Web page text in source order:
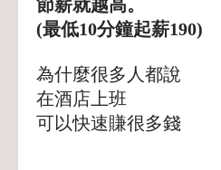
節薪就越高。
(最低10分鐘起薪190)
為什麼很多人都說
在酒店上班
可以快速賺很多錢